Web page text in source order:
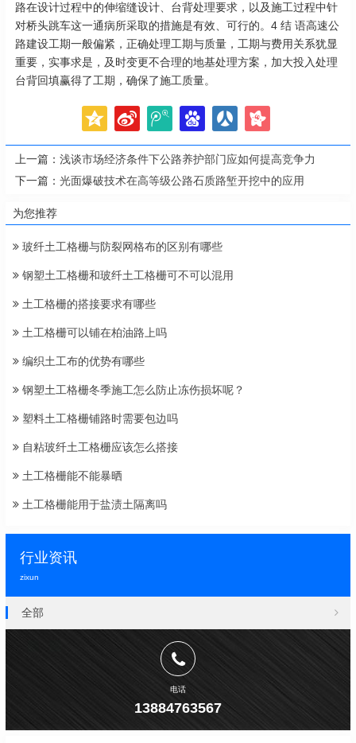
路在设计过程中的伸缩缝设计、台背处理要求，以及施工过程中针
对桥头跳车这一通病所采取的措施是有效、可行的。4 结 语高速公
路建设工期一般偏紧，正确处理工期与质量，工期与费用关系犹显
重要，实事求是，及时变更不合理的地基处理方案，加大投入处理
台背回填赢得了工期，确保了施工质量。
上一篇： 浅谈市场经济条件下公路养护部门应如何提高竞争力
下一篇： 光面爆破技术在高等级公路石质路堑开挖中的应用
为您推荐
玻纤土工格栅与防裂网格布的区别有哪些
钢塑土工格栅和玻纤土工格栅可不可以混用
土工格栅的搭接要求有哪些
土工格栅可以铺在柏油路上吗
编织土工布的优势有哪些
钢塑土工格栅冬季施工怎么防止冻伤损坏呢？
塑料土工格栅铺路时需要包边吗
自粘玻纤土工格栅应该怎么搭接
土工格栅能不能暴晒
土工格栅能用于盐渍土隔离吗
行业资讯
zixun
全部
电话
13884763567